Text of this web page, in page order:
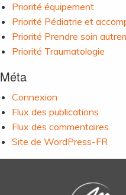
Priorité équipement
Priorité Pédiatrie et
Priorité Prendre soin
Priorité Traumatologie
Méta
Connexion
Flux des publications
Flux des commentaires
Site de WordPress-FR